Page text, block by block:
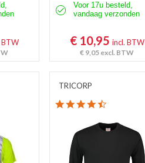
BTW
Voor 17u besteld,
vandaag verzonden
€ 10,95 incl. BTW
€ 9,05 excl. BTW
TRICORP